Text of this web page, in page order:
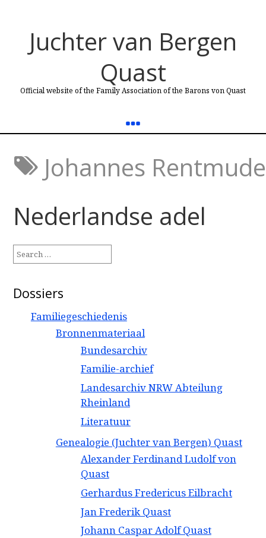
Juchter van Bergen
Quast
Official website of the Family Association of the Barons von Quast
Johannes Rentmude
Nederlandse adel
for:
Dossiers
Familiegeschiedenis
Bronnenmateriaal
Bundesarchiv
Familie-archief
Landesarchiv NRW Abteilung
Rheinland
Literatuur
Genealogie (Juchter van Bergen) Quast
Alexander Ferdinand Ludolf von
Quast
Gerhardus Fredericus Eilbracht
Jan Frederik Quast
Johann Caspar Adolf Quast